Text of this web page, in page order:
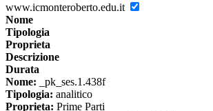
www.icmonteroberto.edu.it
Nome
Tipologia
Proprieta
Descrizione
Durata
Nome: _pk_ses.1.438f
Tipologia: analitico
Proprieta: Prime Parti